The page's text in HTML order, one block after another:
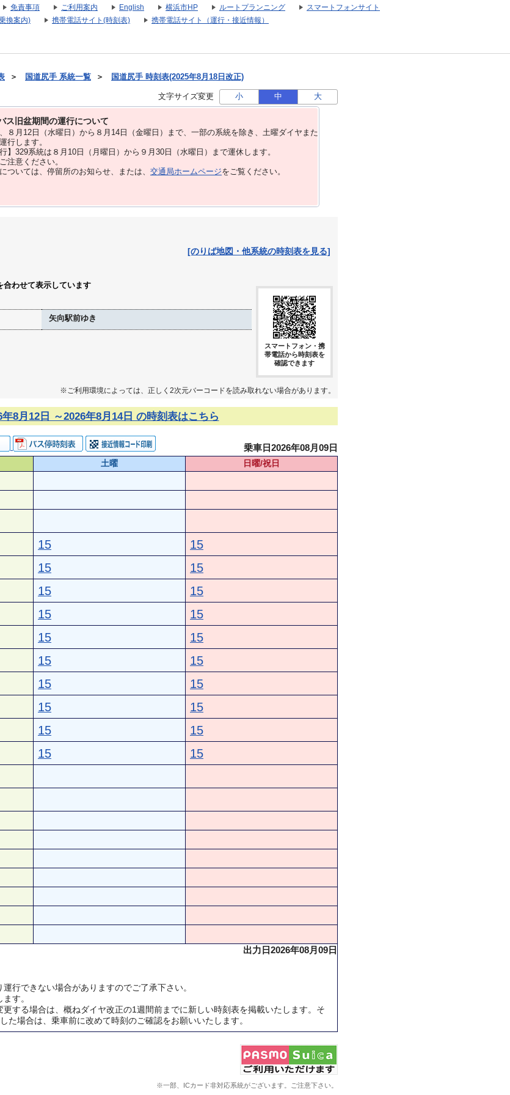
免責事項 ご利用案内 English 横浜市HP ルートプランニング
スマートフォンサイト
換案内)
携帯電話サイト(時刻表) 携帯電話サイト（運行・接近情報）
＞ 国道尻手 系統一覧 ＞ 国道尻手 時刻表(2025年8月18日改正)
文字サイズ変更 小 中 大
ス旧盆期間の運行について
８⽉12⽇（水曜日）から８⽉14⽇（金曜日）まで、⼀部の系統を除き、⼟曜ダイヤまた
⾏します。
329系統は８月10日（月曜日）から９月30日（水曜日）まで運休します。
注意ください。
については、停留所のお知らせ、または、 交通局ホームページをご覧ください。
[のりば地図・他系統の時刻表を見る]
わせて表示しています
矢向駅前ゆき
スマートフォン・携
帯電話から時刻表を
確認できます
※ご利用環境によっては、正しく2次元バーコードを読み取れない場合があります。
年8月12日 ～2026年8月14日 の時刻表はこちら
乗車日2026年08月09日
土曜
日曜/祝日
15 15
15 15
15 15
15 15
15 15
15 15
15 15
15 15
15 15
15 15
出力日2026年08月09日
行できない場合がありますのでご了承下さい。
す。
する場合は、概ねダイヤ改正の1週間前までに新しい時刻表を掲載いたします。そ
た場合は、乗車前に改めて時刻のご確認をお願いいたします。
※一部、ICカード非対応系統がございます。ご注意下さい。